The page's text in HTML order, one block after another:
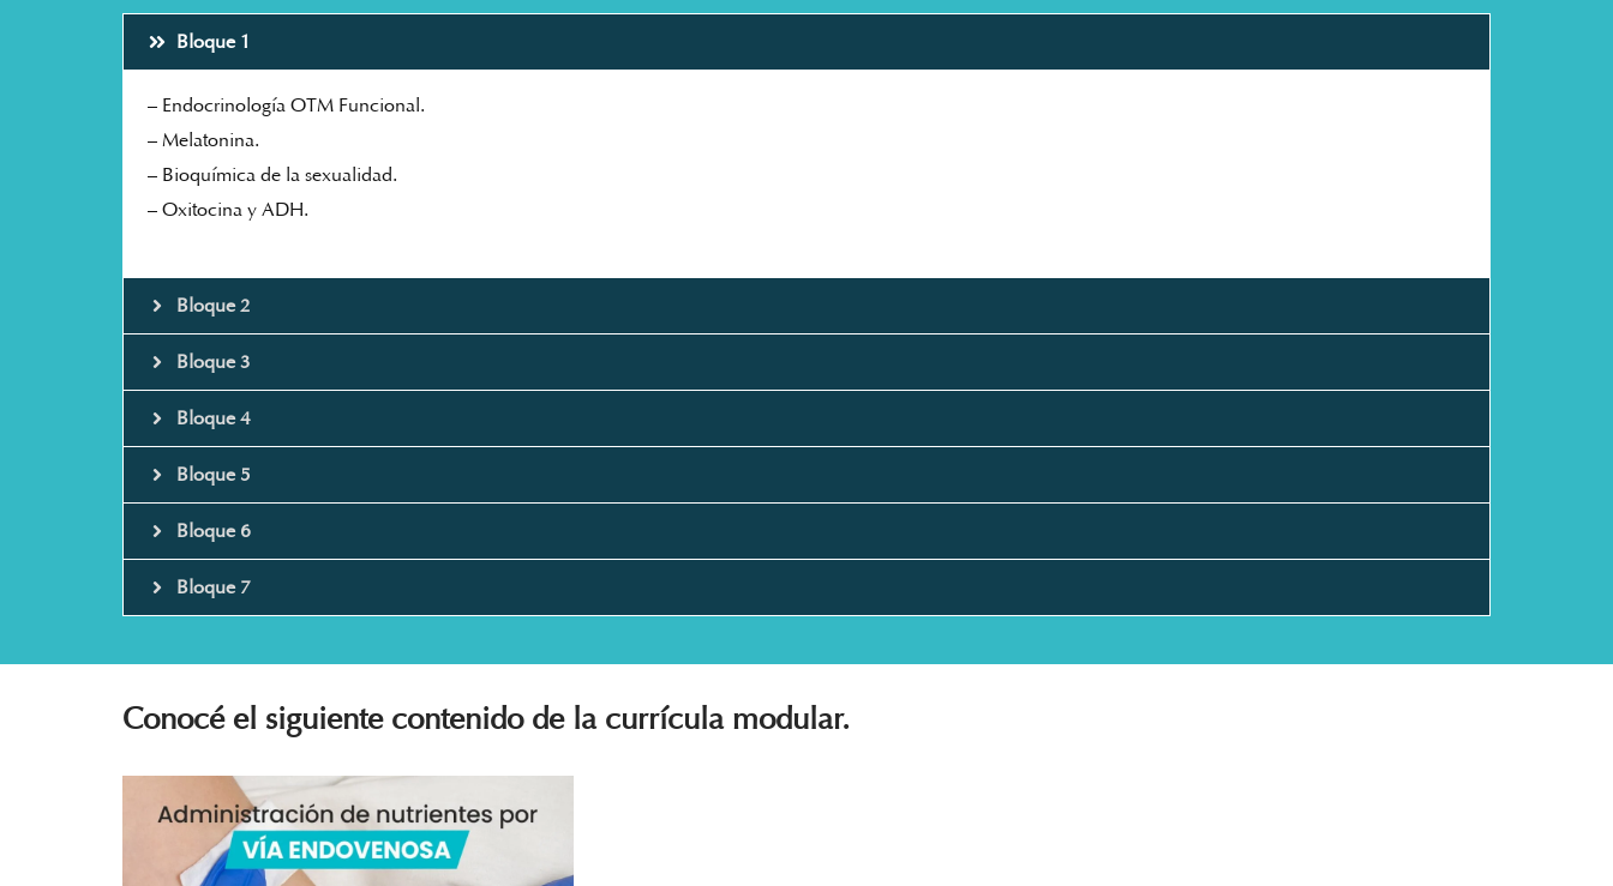
Bloque 1
– Endocrinología OTM Funcional.
– Melatonina.
– Bioquímica de la sexualidad.
– Oxitocina y ADH.
Bloque 2
Bloque 3
Bloque 4
Bloque 5
Bloque 6
Bloque 7
Conocé el siguiente contenido de la currícula modular.